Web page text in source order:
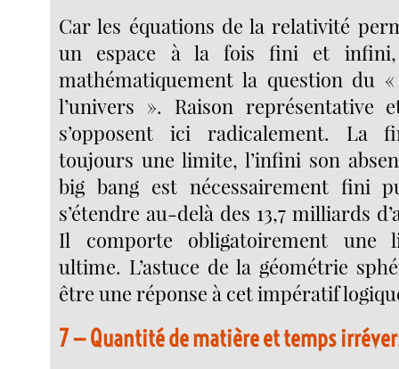
Car les équations de la relativité
un espace à la fois fini et
mathématiquement la question du
l’univers ». Raison représentative
s’opposent ici radicalement. La
toujours une limite, l’infini son
big bang est nécessairement fini
s’étendre au-delà des 13,7 milliards
Il comporte obligatoirement une
ultime. L’astuce de la géométrie
être une réponse à cet impératif
7 — Quantité de matière et temps